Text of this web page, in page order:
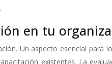
en tu
Un aspecto esencial
existentes. La